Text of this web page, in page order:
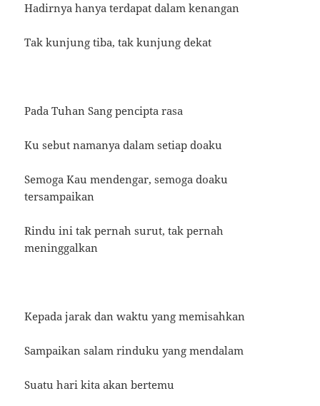
Hadirnya hanya terdapat dalam kenangan
Tak kunjung tiba, tak kunjung dekat
Pada Tuhan Sang pencipta rasa
Ku sebut namanya dalam setiap doaku
Semoga Kau mendengar, semoga doaku
tersampaikan
Rindu ini tak pernah surut, tak pernah
meninggalkan
Kepada jarak dan waktu yang memisahkan
Sampaikan salam rinduku yang mendalam
Suatu hari kita akan bertemu